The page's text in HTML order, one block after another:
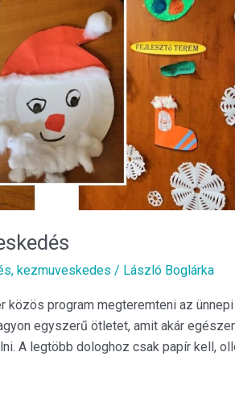
, kezmuveskedes / László Boglárka
közös program megteremteni az ünnepi
egyszerű ötletet, amit akár
A legtöbb dologhoz csak papír kell,